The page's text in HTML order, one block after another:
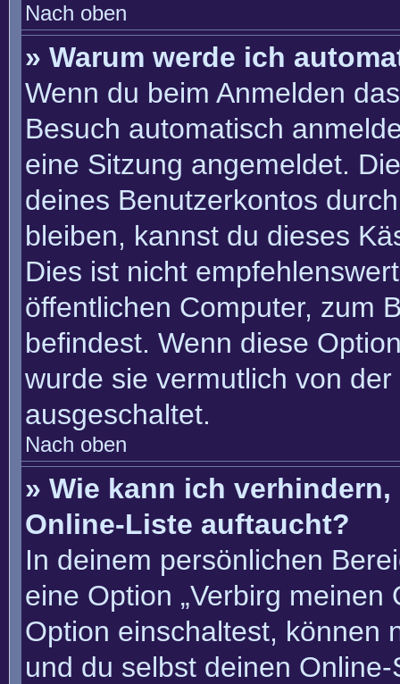
Nach oben
» Warum werde ich
Wenn du beim Anmelden
Besuch automatisch
eine Sitzung angemeldet.
deines Benutzerkontos
bleiben, kannst du dieses
Dies ist nicht
öffentlichen Computer, zum
befindest. Wenn diese
wurde sie vermutlich von
ausgeschaltet.
Nach oben
» Wie kann ich
Online-Liste auftaucht?
In deinem persönlichen
eine Option „Verbirg meinen
Option einschaltest, können
und du selbst deinen